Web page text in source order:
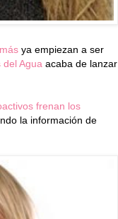
ya empiezan a ser
del Agua acaba de lanzar
frenan los
la información de